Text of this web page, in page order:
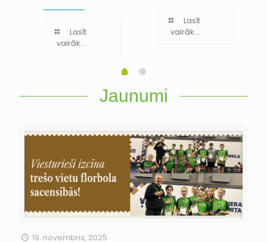
Lasīt
vairāk...
Lasīt
vairāk...
Jaunumi
19. novembris, 2025